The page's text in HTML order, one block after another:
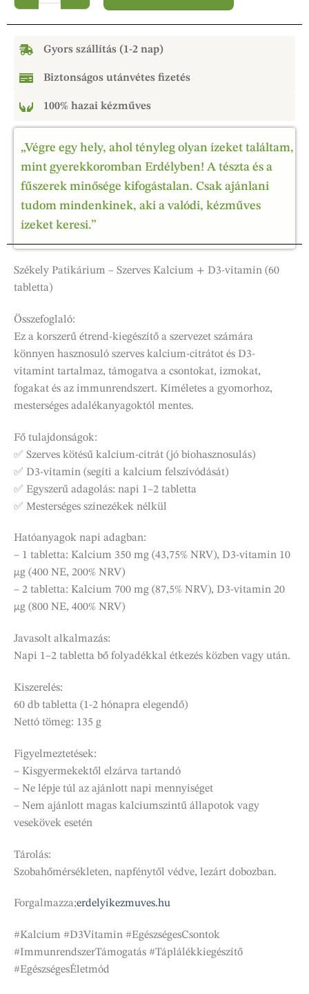
Gyors szállítás (1-2 nap)
Biztonságos utánvétes fizetés
100% hazai kézműves
„Végre egy hely, ahol tényleg olyan ízeket találtam,
mint gyerekkoromban Erdélyben! A tészta és a
fűszerek minősége kifogástalan. Csak ajánlani
tudom mindenkinek, aki a valódi, kézműves
ízeket keresi.”
Székely Patikárium – Szerves Kalcium + D3-vitamin (60
tabletta)
Összefoglaló:
Ez a korszerű étrend-kiegészítő a szervezet számára
könnyen hasznosuló szerves kalcium-citrátot és D3-
vitamint tartalmaz, támogatva a csontokat, izmokat,
fogakat és az immunrendszert. Kíméletes a gyomorhoz,
mesterséges adalékanyagoktól mentes.
Fő tulajdonságok:
✅ Szerves kötésű kalcium-citrát (jó biohasznosulás)
✅ D3-vitamin (segíti a kalcium felszívódását)
✅ Egyszerű adagolás: napi 1–2 tabletta
✅ Mesterséges színezékek nélkül
Hatóanyagok napi adagban:
– 1 tabletta: Kalcium 350 mg (43,75% NRV), D3-vitamin 10
µg (400 NE, 200% NRV)
– 2 tabletta: Kalcium 700 mg (87,5% NRV), D3-vitamin 20
µg (800 NE, 400% NRV)
Javasolt alkalmazás:
Napi 1–2 tabletta bő folyadékkal étkezés közben vagy után.
Kiszerelés:
60 db tabletta (1-2 hónapra elegendő)
Nettó tömeg: 135 g
Figyelmeztetések:
– Kisgyermekektől elzárva tartandó
– Ne lépje túl az ajánlott napi mennyiséget
– Nem ajánlott magas kalciumszintű állapotok vagy
vesekövek esetén
Tárolás:
Szobahőmérsékleten, napfénytől védve, lezárt dobozban.
Forgalmazza;erdelyikezmuves.hu
#Kalcium #D3Vitamin #EgészségesCsontok
#ImmunrendszerTámogatás #Táplálékkiegészítő
#EgészségesÉletmód